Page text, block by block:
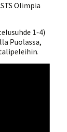
Olimpia
1-4)
Puolassa,